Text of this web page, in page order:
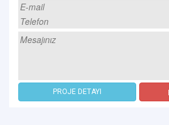
PROJE DETAYI